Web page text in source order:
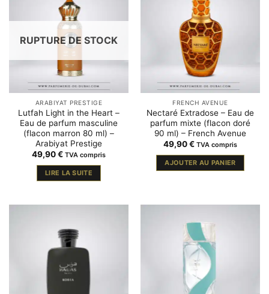
RUPTURE DE STOCK
ARABIYAT PRESTIGE
Lutfah Light in the Heart –
Eau de parfum masculine
(flacon marron 80 ml) –
Arabiyat Prestige
49,90€ TVA compris
LIRE LA SUITE
FRENCH AVENUE
Nectaré Extradose – Eau de
parfum mixte (flacon doré
90 ml) – French Avenue
49,90€ TVA compris
AJOUTER AU PANIER